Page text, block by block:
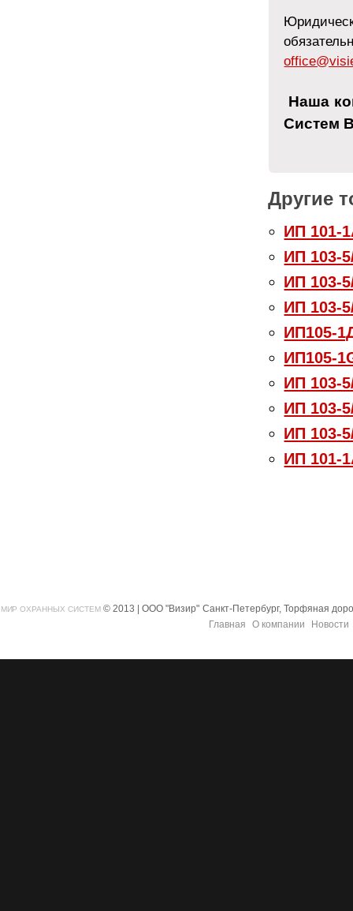
Наша
Систем
Другие
ИП 101-
ИП 103-
ИП 103-
ИП 103-
ИП105-
ИП105-
ИП 103-
ИП 103-
ИП 103-
ИП 101-
Санкт-Петербург, Торфяная
Главная
О компании Новости
МИР ОХРАННЫХ СИСТЕМ © 2013 | ООО "Визир"